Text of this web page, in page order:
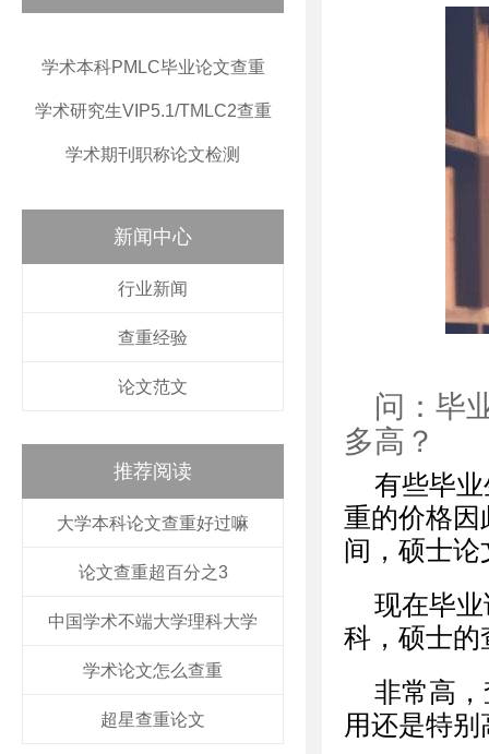
学术本科PMLC毕业论文查重
学术研究生VIP5.1/TMLC2查重
学术期刊职称论文检测
新闻中心
行业新闻
查重经验
论文范文
推荐阅读
大学本科论文查重好过嘛
论文查重超百分之3
中国学术不端大学理科大学
学术论文怎么查重
超星查重论文
问：毕
多高？
有些毕
重的价格因
间，硕士
现在毕
科，硕士的
非常高
用还是特别